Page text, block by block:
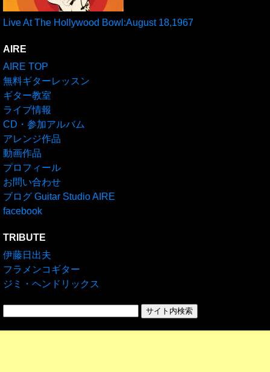
Live At The Hollywood Bowl:August 18,1967
AIRE
AIRE TOP
無料ギターレッスン
ギター教室
ライブ情報
CD・参加アルバム
アレンジ作品
動画作品
プロフィール
お問い合わせ
ブログ Guitar Studio AIRE
facebook
TRIBUTE
伊藤日出夫
フラメンコギター
ジミ・ヘンドリックス